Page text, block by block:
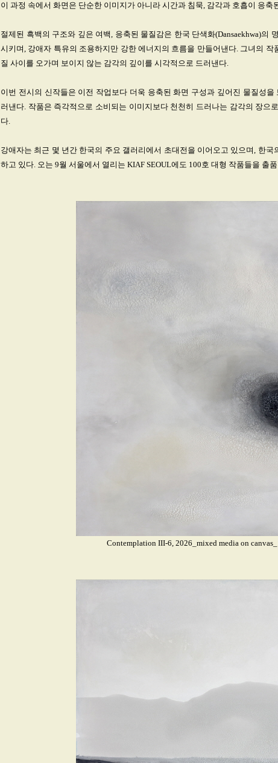
이 과정 속에서 화면은 단순한 이미지가 아니라 시간과 침묵, 감각과 호흡이 응축
절제된 흑백의 구조와 깊은 여백, 응축된 물질감은 한국 단색화(Dansaekhwa)의
시키며, 강애자 특유의 조용하지만 강한 에너지의 흐름을 만들어낸다. 그녀의 작
질 사이를 오가며 보이지 않는 감각의 깊이를 시각적으로 드러낸다.
이번 전시의 신작들은 이전 작업보다 더욱 응축된 화면 구성과 깊어진 물질성
러낸다. 작품은 즉각적으로 소비되는 이미지보다 천천히 드러나는 감각의 장으
다.
강애자는 최근 몇 년간 한국의 주요 갤러리에서 초대전을 이어오고 있으며, 한
하고 있다. 오는 9월 서울에서 열리는 KIAF SEOUL에도 100호 대형 작품들을 출
Contemplation III-6, 2026_mixed media on